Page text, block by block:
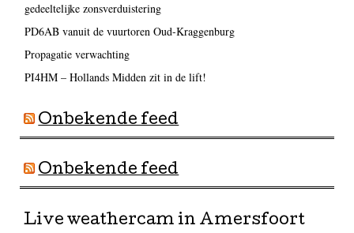
gedeeltelijke zonsverduistering
PD6AB vanuit de vuurtoren Oud-Kraggenburg
Propagatie verwachting
PI4HM – Hollands Midden zit in de lift!
Onbekende feed
Onbekende feed
Live weathercam in Amersfoort